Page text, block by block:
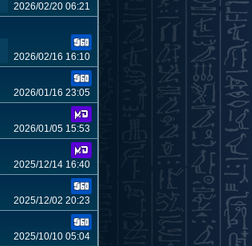
2026/02/20 06:21
2026/02/16 16:10
2026/01/16 23:05
2026/01/05 15:53
2025/12/14 16:40
2025/12/02 20:23
2025/10/10 05:04